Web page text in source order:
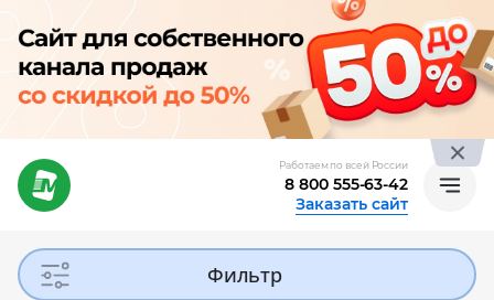
Работаем по всей России
8 800 555-63-42
Заказать сайт
Фильтр